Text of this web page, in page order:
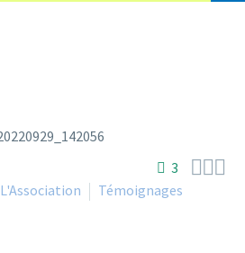
3 
L'Association
Témoignages